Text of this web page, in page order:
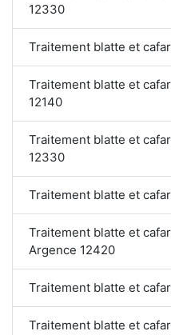
12330
Traitement blatte et
Traitement blatte et
12140
Traitement blatte et
12330
Traitement blatte et
Traitement blatte et
Argence 12420
Traitement blatte et
Traitement blatte et